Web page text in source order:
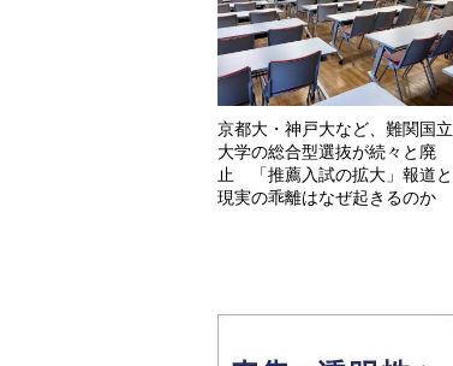
京都大・神戸大など、難関国立
大学の総合型選抜が続々と廃
止 「推薦入試の拡大」報道と
現実の乖離はなぜ起きるのか